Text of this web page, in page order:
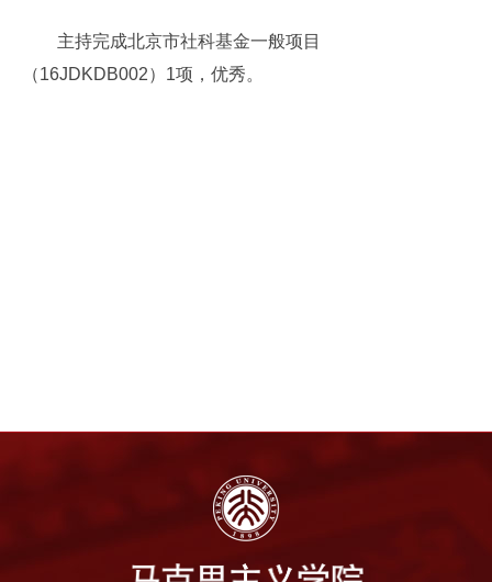
主持完成北京市社科基金一般项目
（16JDKDB002）1项，优秀。